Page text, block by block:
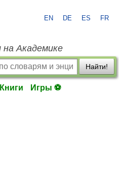
EN DE ES FR
на Академике
Найти!
Книги Игры ⚽